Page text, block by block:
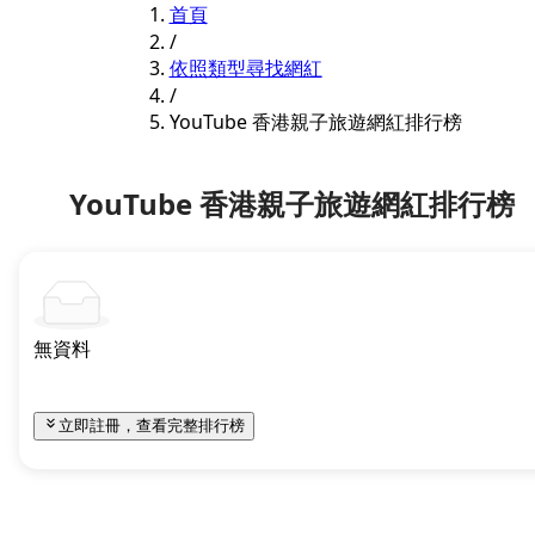
首頁
/
依照類型尋找網紅
/
YouTube 香港親子旅遊網紅排行榜
YouTube 香港親子旅遊網紅排行榜
無資料
立即註冊，查看完整排行榜